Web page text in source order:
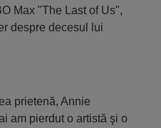
Max "The Last of Us",
despre decesul lui
prietenă, Annie
am pierdut o artistă şi o